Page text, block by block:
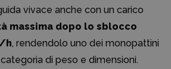
vivace anche con un carico
massima dopo lo sblocco
h, rendendolo uno dei monopattini
di peso e dimensioni.